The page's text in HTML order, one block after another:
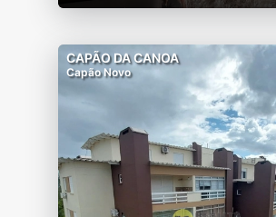
CAPÃO DA CANOA
Capão Novo